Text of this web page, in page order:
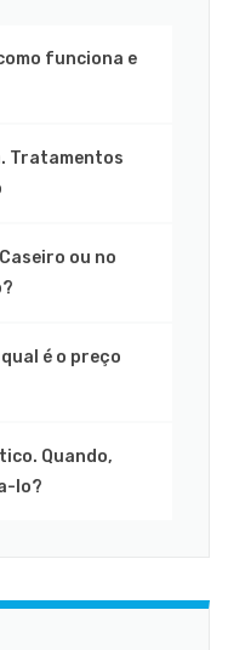
funciona e
Tratamentos
ou no
é o preço
Quando,
lo?